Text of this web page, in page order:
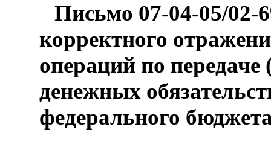
Письмо 07-04-05/02-
корректного
операций по
денежных
федерального